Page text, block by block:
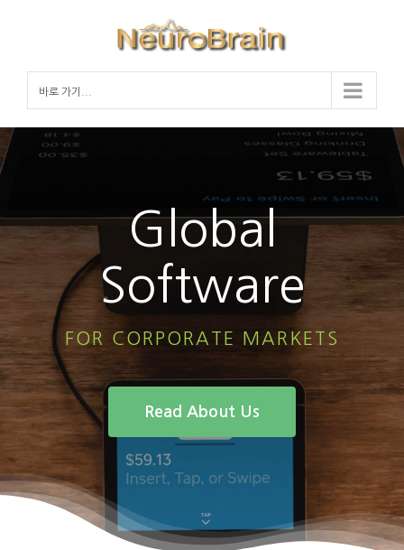
바로 가기...
Global
Software
FOR CORPORATE MARKETS
Read About Us